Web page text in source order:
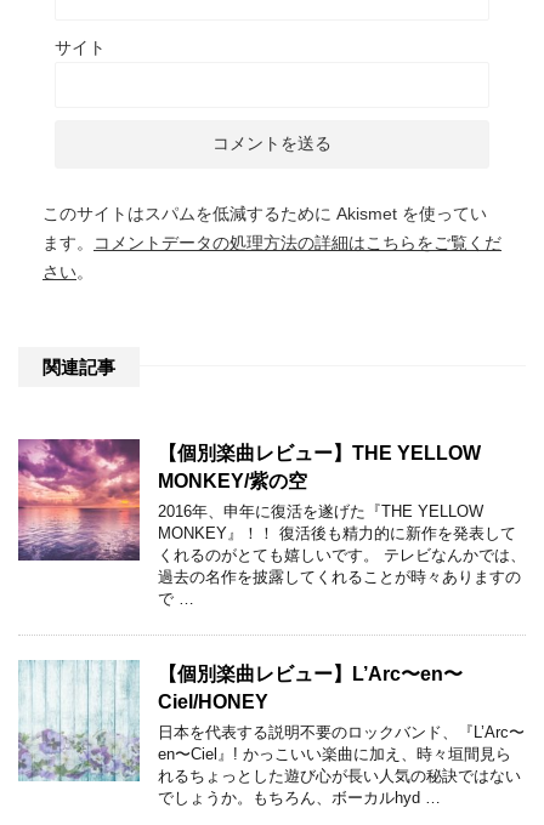
サイト
このサイトはスパムを低減するために Akismet を使ってい
ます。
コメントデータの処理方法の詳細はこちらをご覧くだ
さい。
関連記事
【個別楽曲レビュー】THE YELLOW
MONKEY/紫の空
2016年、申年に復活を遂げた『THE YELLOW
MONKEY』！！ 復活後も精力的に新作を発表して
くれるのがとても嬉しいです。 テレビなんかでは、
過去の名作を披露してくれることが時々ありますの
で …
【個別楽曲レビュー】L’Arc〜en〜
Ciel/HONEY
日本を代表する説明不要のロックバンド、『L’Arc〜
en〜Ciel』! かっこいい楽曲に加え、時々垣間見ら
れるちょっとした遊び心が長い人気の秘訣ではない
でしょうか。もちろん、ボーカルhyd …